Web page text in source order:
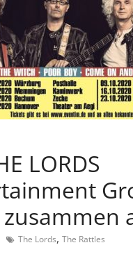
LORDS
The Lords, The Rattles